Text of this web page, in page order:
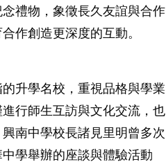
禮物，象徵長久友誼與合作
作創造更深度的互動。
升學名校，重視品格與學業
行師生互訪與文化交流，也
南中學校長諸見里明曾多次
學舉辦的座談與體驗活動